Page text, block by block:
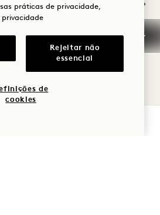
DE QUE
práticas de privacidade,
privacidade
Rejeitar não
essencial
de
cookies